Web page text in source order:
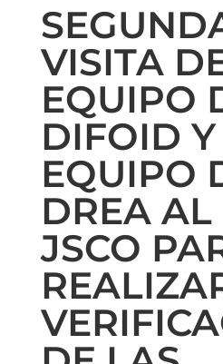
VISITA
EQUIPO
DIFOID
EQUIPO
DREA AL
JSCO